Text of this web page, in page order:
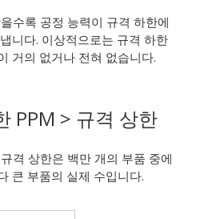
수록 공정 능력이 규격 하한에
니다. 이상적으로는 규격 하한
거의 없거나 전혀 없습니다.
PPM > 규격 상한
격 상한은 백만 개의 부품 중에
큰 부품의 실제 수입니다.